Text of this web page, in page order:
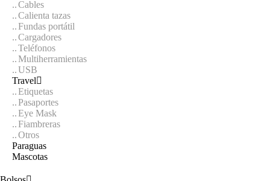
Cables
Calienta tazas
Fundas portátil
Cargadores
Teléfonos
Multiherramientas
USB
Travel
Etiquetas
Pasaportes
Eye Mask
Fiambreras
Otros
Paraguas
Mascotas